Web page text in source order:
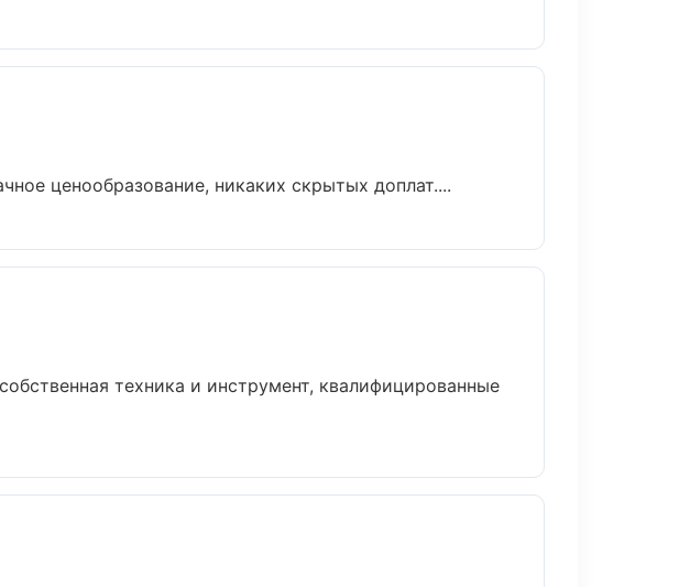
ценообразование, никаких скрытых доплат....
техника и инструмент, квалифицированные